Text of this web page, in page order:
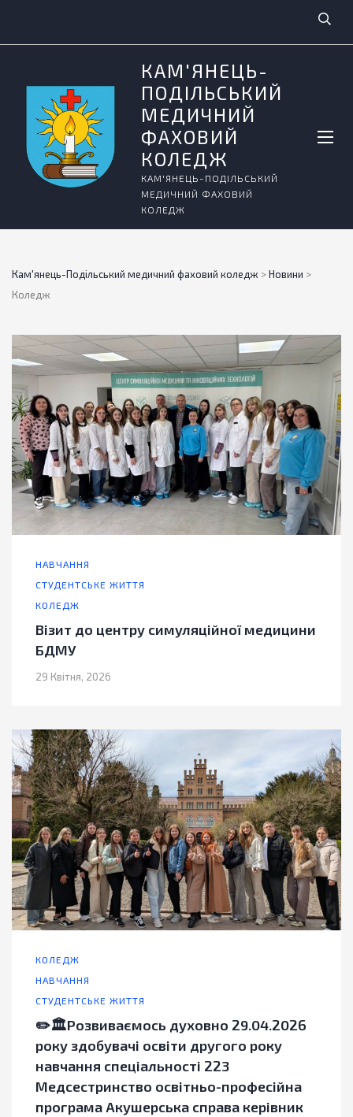
КАМ'ЯНЕЦЬ-
ПОДІЛЬСЬКИЙ
МЕДИЧНИЙ
ФАХОВИЙ
КОЛЕДЖ
КАМ'ЯНЕЦЬ-ПОДІЛЬСЬКИЙ
МЕДИЧНИЙ ФАХОВИЙ
КОЛЕДЖ
Кам'янець-Подільський медичний фаховий коледж >Новини >
Коледж
НАВЧАННЯ
СТУДЕНТСЬКЕ ЖИТТЯ
КОЛЕДЖ
Візит до центру симуляційної медицини
БДМУ
29 Квітня, 2026
КОЛЕДЖ
НАВЧАННЯ
СТУДЕНТСЬКЕ ЖИТТЯ
✏️🏛️Розвиваємось духовно 29.04.2026
року здобувачі освіти другого року
навчання спеціальності 223
Медсестринство освітньо-професійна
програма Акушерська справа керівник